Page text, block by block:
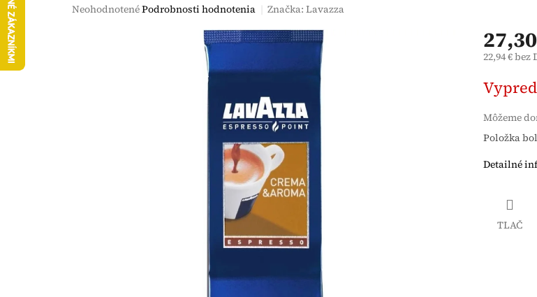
Priemerné
NeohodnotenéPodrobnosti hodnotenia Značka:Lavazza
22,94 € bez
cena:
Môžeme
Položka
Detailné
TLAČ